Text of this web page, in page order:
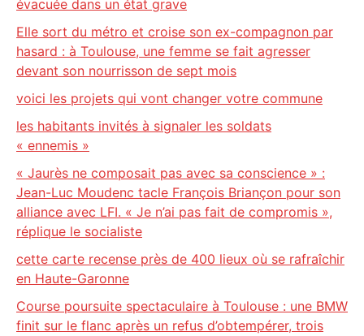
évacuée dans un état grave
Elle sort du métro et croise son ex-compagnon par
hasard : à Toulouse, une femme se fait agresser
devant son nourrisson de sept mois
voici les projets qui vont changer votre commune
les habitants invités à signaler les soldats
« ennemis »
« Jaurès ne composait pas avec sa conscience » :
Jean-Luc Moudenc tacle François Briançon pour son
alliance avec LFI. « Je n’ai pas fait de compromis »,
réplique le socialiste
cette carte recense près de 400 lieux où se rafraîchir
en Haute-Garonne
Course poursuite spectaculaire à Toulouse : une BMW
finit sur le flanc après un refus d’obtempérer, trois